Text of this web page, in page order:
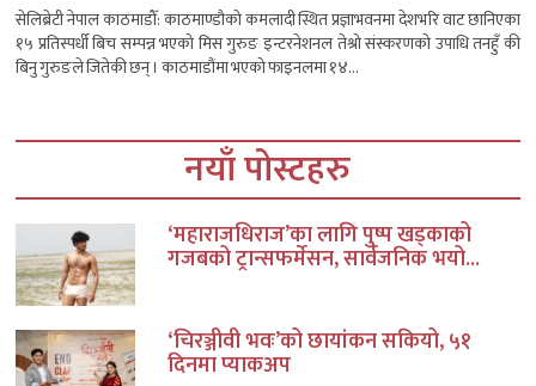
सेलिब्रेटी नेपाल काठमाडौँ: काठमाण्डौको कमलादी स्थित प्रज्ञाभवनमा देशभरि वाट छानिएका
१५ प्रतिस्पर्धी बिच सम्पन्न भएको मिस गुरुङ इन्टरनेशनल तेश्रो संस्करणको उपाधि तनहुँ की
बिनु गुरुङले जितेकी छन् । काठमाडौंमा भएको फाइनलमा १४...
नयाँ पोस्टहरु
‘महाराजधिराज’का लागि पुष्प खड्काको
गजबको ट्रान्सफर्मेसन, सार्वजनिक भयो...
‘चिरञ्जीवी भवः’को छायांकन सकियो, ५१
दिनमा प्याकअप